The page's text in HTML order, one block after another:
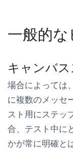
一般的な
キャンバ
場合によっては
に複数のメッセ
スト用にステッ
合、テスト中に
かが常に明確と